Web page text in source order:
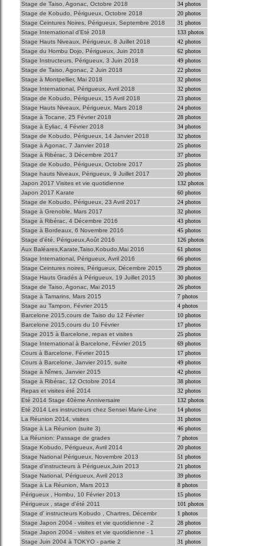
Stage de Taiso, Agonac, Octobre 2018
34 photos
Stage de Kobudo, Périgueux, Octobre 2018
20 photos
Stage Ceintures Noires, Périgueux, Septembre 2018
31 photos
Stage International d'Eté 2018
133 photos
Stage Hauts Niveaux, Périgueux, 8 Juillet 2018
42 photos
Stage du Hombu Dojo, Périgueux, Juin 2018
62 photos
Stage Instructeurs, Périgueux, 3 Juin 2018
49 photos
Stage de Taiso, Agonac, 2 Juin 2018
22 photos
Stage à Montpellier, Mai 2018
32 photos
Stage International, Périgueux, Avril 2018
32 photos
Stage de Kobudo, Périgueux, 15 Avril 2018
23 photos
Stage Hauts Niveaux, Périgueux, Mars 2018
24 photos
Stage à Tocane, 25 Février 2018
28 photos
Stage à Eyliac, 4 Février 2018
34 photos
Stage de Kobudo, Périgueux, 14 Janvier 2018
32 photos
Stage à Agonac, 7 Janvier 2018
25 photos
Stage à Ribérac, 3 Décembre 2017
37 photos
Stage de Kobudo, Périgueux, Octobre 2017
25 photos
Stage hauts Niveaux, Périgueux, 9 Juillet 2017
20 photos
Japon 2017 Visites et vie quotidienne
132 photos
Japon 2017 Karate
60 photos
Stage de Kobudo, Périgueux, 23 Avril 2017
24 photos
Stage à Grenoble, Mars 2017
32 photos
Stage à Ribérac, 4 Décembre 2016
43 photos
Stage à Bordeaux, 6 Novembre 2016
45 photos
Stage d'été, Périgueux,Août 2016
126 photos
Aux Baléares,Karate,Taiso,Kobudo,Mai 2016
61 photos
Stage International, Périgueux, Avril 2016
66 photos
Stage Ceintures noires, Périgueux, Décembre 2015
29 photos
Stage Hauts Gradés à Périgueux, 19 Juillet 2015
30 photos
Stage de Taiso, Agonac, Mai 2015
26 photos
Stage à Tamarins, Mars 2015
7 photos
Stage au Tampon, Février 2015
4 photos
Barcelone 2015,cours de Taiso du 12 Février
10 photos
Barcelone 2015,cours du 10 Février
17 photos
Stage 2015 à Barcelone, repas et visites
25 photos
Stage International à Barcelone, Février 2015
69 photos
Cours à Barcelone, Février 2015
17 photos
Cours à Barcelone, Janvier 2015, suite
49 photos
Stage à Nîmes, Janvier 2015
42 photos
Stage à Ribérac, 12 Octobre 2014
38 photos
Repas et visites été 2014
32 photos
Eté 2014 Stage 40ème Anniversaire
132 photos
Eté 2014 Les instructeurs chez Sensei Marie-Line
14 photos
La Réunion 2014, visites
31 photos
Stage à La Réunion (suite 3)
46 photos
La Réunion: Passage de grades
7 photos
Stage Kobudo, Périgueux, Avril 2014
20 photos
Stage National Périgueux, Novembre 2013
51 photos
Stage d'instructeurs à Périgueux,Juin 2013
21 photos
Stage National, Périgueux, Avril 2013
39 photos
Stage à La Réunion, Mars 2013
8 photos
Périgueux , Hombu, 10 Février 2013
15 photos
Périgueux , stage d'été 2011
101 photos
Stage d' instructeurs Kobudo , Chartres, Décembr
1 photos
Stage Japon 2004 - visites et vie quotidienne - 2
28 photos
Stage Japon 2004 - visites et vie quotidienne - 1
27 photos
Stage Juin 2004 à TOKYO - partie 2
31 photos